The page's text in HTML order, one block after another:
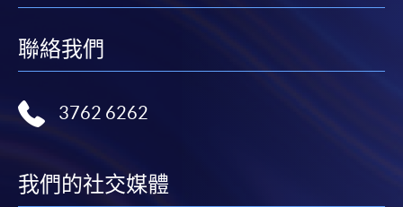
聯絡我們
3762 6262
我們的社交媒體